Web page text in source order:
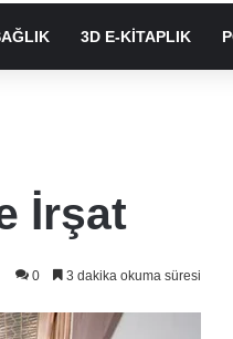
3D E-KİTAPLIK
İrşat
0 3 dakika okuma süresi